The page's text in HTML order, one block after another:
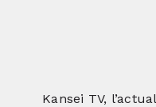
Kansei TV,